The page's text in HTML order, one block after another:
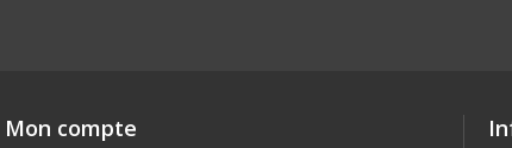
Mon compte